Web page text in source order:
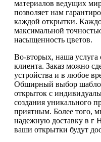
материалов ведущих
позволяет нам
каждой открытки.
максимальной
насыщенность цветов.
Во-вторых, наша услуга
клиента. Заказ можно
устройства и в любое
Обширный выбор
открыток с
создания уникального
приятным. Более того,
надежную доставку в г
ваши открытки будут